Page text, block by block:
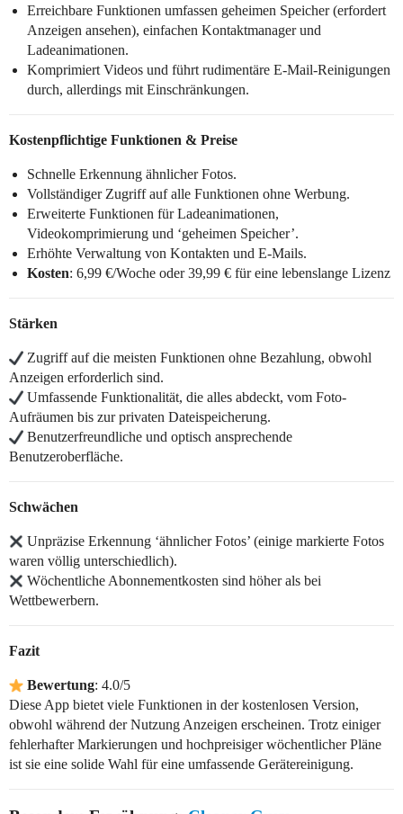
Erreichbare Funktionen umfassen geheimen Speicher (erfordert
Anzeigen ansehen), einfachen Kontaktmanager und
Ladeanimationen.
Komprimiert Videos und führt rudimentäre E-Mail-Reinigungen
durch, allerdings mit Einschränkungen.
Kostenpflichtige Funktionen & Preise
Schnelle Erkennung ähnlicher Fotos.
Vollständiger Zugriff auf alle Funktionen ohne Werbung.
Erweiterte Funktionen für Ladeanimationen,
Videokomprimierung und ‘geheimen Speicher’.
Erhöhte Verwaltung von Kontakten und E-Mails.
Kosten: 6,99 €/Woche oder 39,99 € für eine lebenslange Lizenz
Stärken
Zugriff auf die meisten Funktionen ohne Bezahlung, obwohl
Anzeigen erforderlich sind.
Umfassende Funktionalität, die alles abdeckt, vom Foto-
Aufräumen bis zur privaten Dateispeicherung.
Benutzerfreundliche und optisch ansprechende
Benutzeroberfläche.
Schwächen
Unpräzise Erkennung ‘ähnlicher Fotos’ (einige markierte Fotos
waren völlig unterschiedlich).
Wöchentliche Abonnementkosten sind höher als bei
Wettbewerbern.
Fazit
Bewertung: 4.0/5
Diese App bietet viele Funktionen in der kostenlosen Version,
obwohl während der Nutzung Anzeigen erscheinen. Trotz einiger
fehlerhafter Markierungen und hochpreisiger wöchentlicher Pläne
ist sie eine solide Wahl für eine umfassende Gerätereinigung.